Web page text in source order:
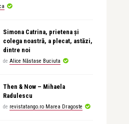
Simona Catrina, prietena și
colega noastră, a plecat, astăzi,
dintre noi
de Alice Năstase Buciuta
Then & Now – Mihaela
Radulescu
de revistatango.ro Marea Dragoste